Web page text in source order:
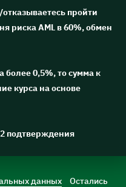
пройти
риска AML в 60%, обмен
более 0,5%, то сумма к
курса на основе
подтверждения
данных
Остались